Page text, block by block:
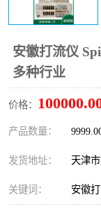
安徽打流仪
多种行业
价格：
产品数量：
发货地址： 天津
关键词： 安徽